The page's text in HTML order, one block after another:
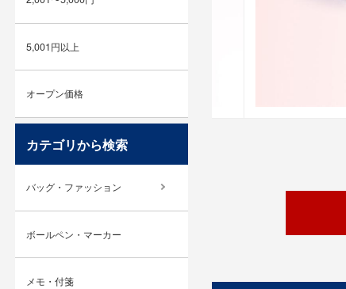
5,001円以上
オープン価格
カテゴリから検索
バッグ・ファッション
ボールペン・マーカー
メモ・付箋